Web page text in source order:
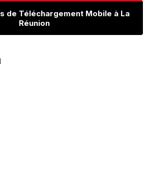
de Téléchargement Mobile à La
Réunion